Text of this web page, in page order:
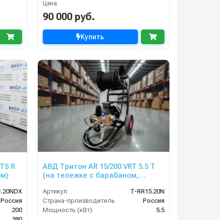
Цена
90 000 руб.
Купить
R
Россия
200
АВД Тритон AR 15/200 VRT 5.5 T
(на тележке с барабаном,
теплозащитой )
Артикул
T-RR15.20N
Страна-производитель
Россия
Мощность (кВт)
5.5